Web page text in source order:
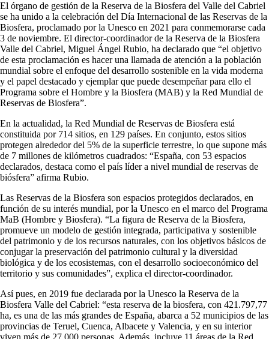
El órgano de gestión de la Reserva de la Biosfera del Valle del Cabriel
se ha unido a la celebración del Día Internacional de las Reservas de la
Biosfera, proclamado por la Unesco en 2021 para conmemorarse cada
3 de noviembre. El director-coordinador de la Reserva de la Biosfera
Valle del Cabriel, Miguel Ángel Rubio, ha declarado que “el objetivo
de esta proclamación es hacer una llamada de atención a la población
mundial sobre el enfoque del desarrollo sostenible en la vida moderna
y el papel destacado y ejemplar que puede desempeñar para ello el
Programa sobre el Hombre y la Biosfera (MAB) y la Red Mundial de
Reservas de Biosfera”.
En la actualidad, la Red Mundial de Reservas de Biosfera está
constituida por 714 sitios, en 129 países. En conjunto, estos sitios
protegen alrededor del 5% de la superficie terrestre, lo que supone más
de 7 millones de kilómetros cuadrados: “España, con 53 espacios
declarados, destaca como el país líder a nivel mundial de reservas de
biósfera” afirma Rubio.
Las Reservas de la Biosfera son espacios protegidos declarados, en
función de su interés mundial, por la Unesco en el marco del Programa
MaB (Hombre y Biosfera). “La figura de Reserva de la Biosfera,
promueve un modelo de gestión integrada, participativa y sostenible
del patrimonio y de los recursos naturales, con los objetivos básicos de
conjugar la preservación del patrimonio cultural y la diversidad
biológica y de los ecosistemas, con el desarrollo socioeconómico del
territorio y sus comunidades”, explica el director-coordinador.
Así pues, en 2019 fue declarada por la Unesco la Reserva de la
Biosfera Valle del Cabriel: “esta reserva de la biosfera, con 421.797,77
ha, es una de las más grandes de España, abarca a 52 municipios de las
provincias de Teruel, Cuenca, Albacete y Valencia, y en su interior
viven más de 27.000 personas. Además, incluye 11 áreas de la Red